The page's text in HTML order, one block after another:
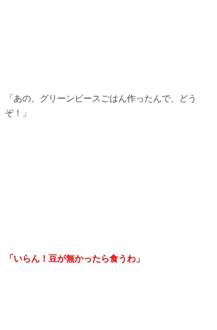
「あの、グリーンピースごはん作ったんで、どう
ぞ！」
「いらん！豆が無かったら食うわ」